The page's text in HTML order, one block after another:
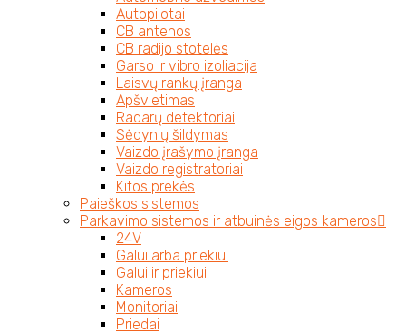
Autopilotai
CB antenos
CB radijo stotelės
Garso ir vibro izoliacija
Laisvų rankų įranga
Apšvietimas
Radarų detektoriai
Sėdynių šildymas
Vaizdo įrašymo įranga
Vaizdo registratoriai
Kitos prekės
Paieškos sistemos
Parkavimo sistemos ir atbuinės eigos kameros
24V
Galui arba priekiui
Galui ir priekiui
Kameros
Monitoriai
Priedai